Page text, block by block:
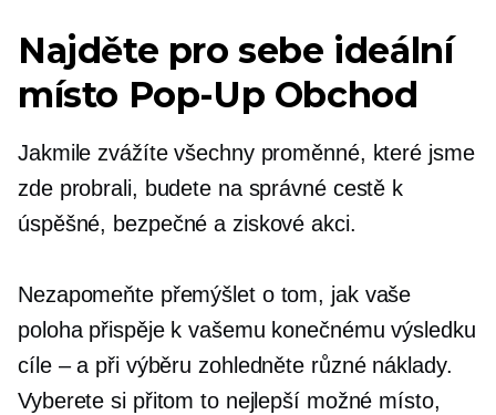
Najděte pro sebe ideální
místo Pop-Up Obchod
Jakmile zvážíte všechny proměnné, které jsme
zde probrali, budete na správné cestě k
úspěšné, bezpečné a ziskové akci.
Nezapomeňte přemýšlet o tom, jak vaše
poloha přispěje k vašemu konečnému výsledku
cíle – a při výběru zohledněte různé náklady.
Vyberete si přitom to nejlepší možné místo,